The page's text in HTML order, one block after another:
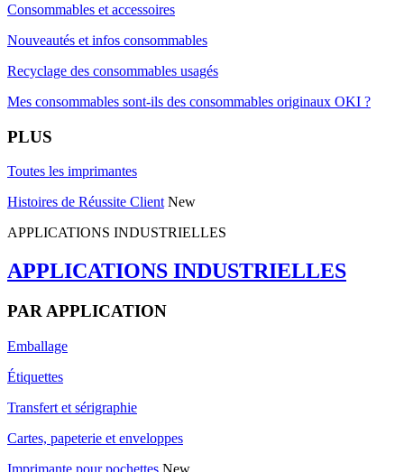
Consommables et accessoires
Nouveautés et infos consommables
Recyclage des consommables usagés
Mes consommables sont-ils des consommables originaux OKI ?
PLUS
Toutes les imprimantes
Histoires de Réussite Client New
APPLICATIONS INDUSTRIELLES
APPLICATIONS INDUSTRIELLES
PAR APPLICATION
Emballage
Étiquettes
Transfert et sérigraphie
Cartes, papeterie et enveloppes
Imprimante pour pochettes New